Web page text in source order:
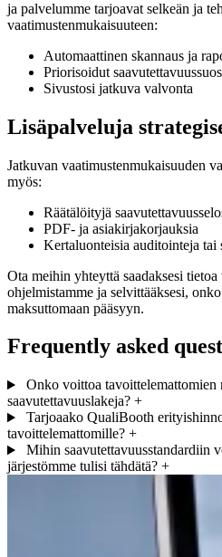
ja palvelumme tarjoavat selkeän ja
vaatimustenmukaisuuteen:
Automaattinen skannaus ja
Priorisoidut
Sivustosi jatkuva valvonta
Lisäpalveluja
Jatkuvan vaatimustenmukaisuuden
myös:
Räätälöityjä
PDF- ja asiakirjakorjauksia
Kertaluonteisia auditointeja tai
Ota meihin yhteyttä saadaksesi
ohjelmistamme ja selvittääksesi,
maksuttomaan pääsyyn.
Frequently asked
Onko voittoa tavoittelemattomien
saavutettavuuslakeja? +
Tarjoaako QualiBooth
tavoittelemattomille? +
Mihin saavutettavuusstandardiin
järjestömme tulisi tähdätä? +